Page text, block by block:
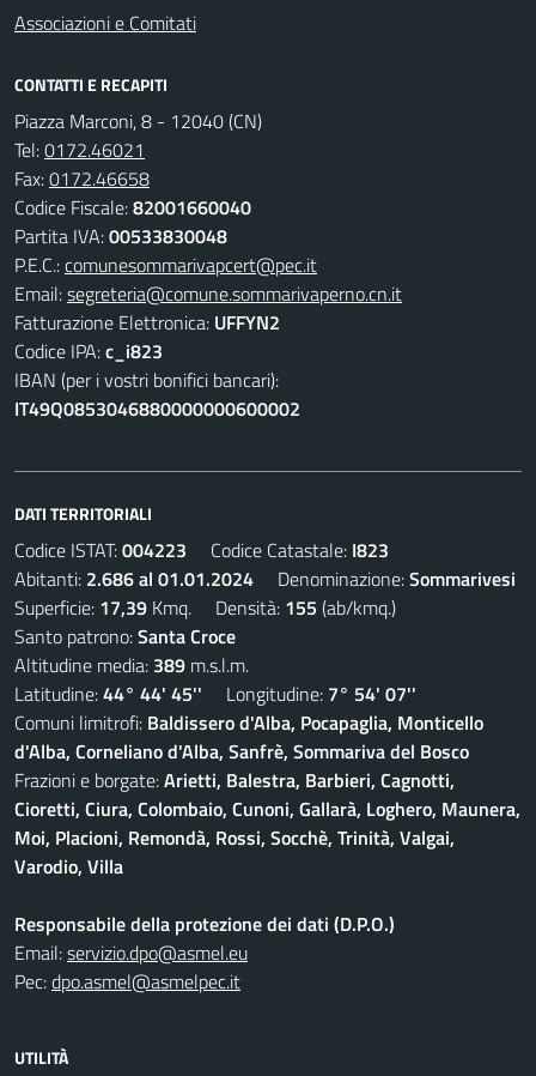
Associazioni e Comitati
CONTATTI E RECAPITI
Piazza Marconi, 8 - 12040 (CN)
Tel:0172.46021
Fax:0172.46658
Codice Fiscale:82001660040
Partita IVA:00533830048
P.E.C.:comunesommarivapcert@pec.it
Email:segreteria@comune.sommarivaperno.cn.it
Fatturazione Elettronica: UFFYN2
Codice IPA:c_i823
IBAN (per i vostri bonifici bancari):
IT49Q0853046880000000600002
DATI TERRITORIALI
Codice ISTAT:004223 Codice Catastale: I823
Abitanti: 2.686 al 01.01.2024 Denominazione:Sommarivesi
Superficie: 17,39 Kmq. Densità: 155 (ab/kmq.)
Santo patrono:Santa Croce
Altitudine media: 389 m.s.l.m.
Latitudine:44° 44' 45'' Longitudine: 7° 54' 07''
Comuni limitrofi: Baldissero d'Alba, Pocapaglia, Monticello
d'Alba, Corneliano d'Alba, Sanfrè, Sommariva del Bosco
Frazioni e borgate:Arietti, Balestra, Barbieri, Cagnotti,
Cioretti, Ciura, Colombaio, Cunoni, Gallarà, Loghero, Maunera,
Moi, Placioni, Remondà, Rossi, Socchè, Trinità, Valgai,
Varodio, Villa
Responsabile della protezione dei dati (D.P.O.)
Email:servizio.dpo@asmel.eu
Pec:dpo.asmel@asmelpec.it
UTILITÀ